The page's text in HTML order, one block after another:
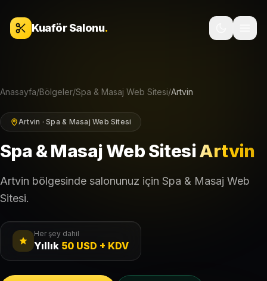
Kuaför Salonu.
Anasayfa/Bölgeler/Spa & Masaj Web Sitesi/Artvin
Artvin · Spa & Masaj Web Sitesi
Spa & Masaj Web SitesiArtvin
Artvin bölgesinde salonunuz için Spa & Masaj Web
Sitesi.
Her şey dahil
Yıllık 50 USD + KDV